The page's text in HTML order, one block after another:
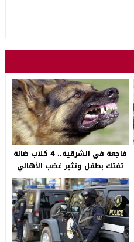
فاجعة في الشرقية.. 4 كلاب ضالة
تفتك بطفل وتثير غضب الأهالي
بالصالحية الجديدة